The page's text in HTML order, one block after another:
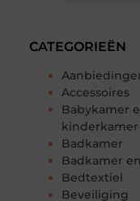
CATEGORIEËN
Accessoires
Babykamer
kinderkamer
Badkamer
Badkamer
Bedtextiel
Beveiliging